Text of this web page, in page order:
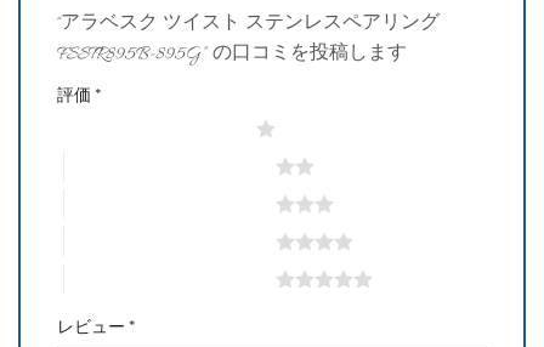
“アラベスク ツイスト ステンレスペアリング
FSSTR895B-895G” の口コミを投稿します
評価 *
レビュー *